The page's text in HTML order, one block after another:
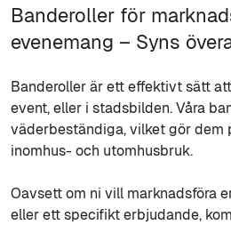
Banderoller för
evenemang – Syns
Banderoller är ett effektivt sätt
event, eller i stadsbilden. Våra
väderbeständiga, vilket gör dem
inomhus- och utomhusbruk.
Oavsett om ni vill marknadsföra
eller ett specifikt erbjudande,